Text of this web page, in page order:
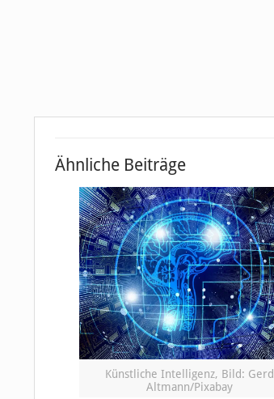
Ähnliche Beiträge
Künstliche Intelligenz, Bild: Gerd
Altmann/Pixabay